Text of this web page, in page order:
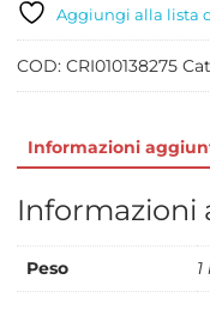
KG
1
Aggiungi alla lista
COD: CRI010138275
Informazioni
Informazioni
Peso